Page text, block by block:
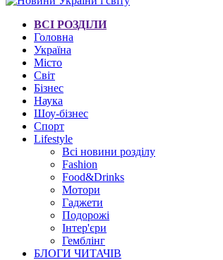
ВСІ РОЗДІЛИ
Головна
Україна
Місто
Світ
Бізнес
Наука
Шоу-бізнес
Спорт
Lifestyle
Всі новини розділу
Fashion
Food&Drinks
Мотори
Гаджети
Подорожі
Інтер'єри
Гемблінг
БЛОГИ ЧИТАЧІВ